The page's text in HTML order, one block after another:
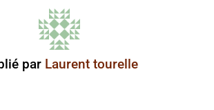
par Laurent tourelle